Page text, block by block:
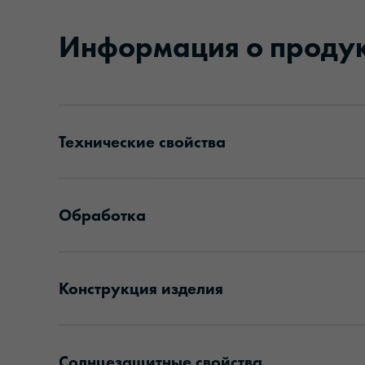
Информация о
Технические свойства
Обработка
Конструкция изделия